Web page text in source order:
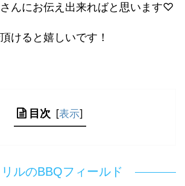
んにお伝え出来ればと思います♡
けると嬉しいです！
目次 [表示]
ルのBBQフィールド